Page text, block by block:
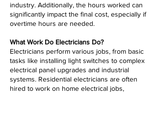
industry. Additionally, the hours worked can
significantly impact the final cost, especially if
overtime hours are needed.
What Work Do Electricians Do?
Electricians perform various jobs, from basic
tasks like installing light switches to complex
electrical panel upgrades and industrial
systems. Residential electricians are often
hired to work on home electrical jobs,